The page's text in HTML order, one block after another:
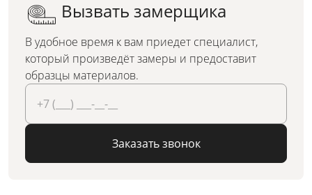
Вызвать замерщика
В удобное время к вам приедет специалист,
который произведёт замеры и предоставит
образцы материалов.
Заказать звонок